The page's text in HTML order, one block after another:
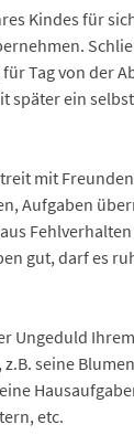
Kindes für
Tag von der
später ein
mit
Aufgaben
gut, darf es
Ungeduld
seine
etc.